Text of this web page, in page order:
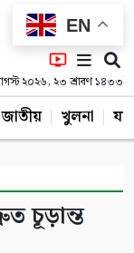
EN
২০২৬, ২৩ শ্রাবণ ১৪৩৩
জাতীয় খুলনা
চূড়ান্ত